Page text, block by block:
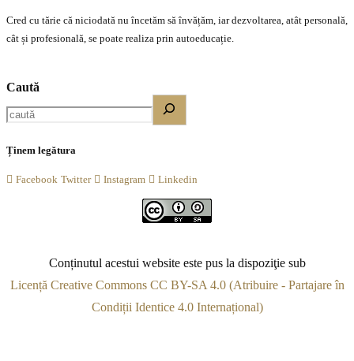
Cred cu tărie că niciodată nu încetăm să învățăm, iar dezvoltarea, atât personală,
cât și profesională, se poate realiza prin autoeducație.
Caută
Ținem legătura
Facebook Twitter Instagram Linkedin
Conținutul acestui website este pus la dispoziţie sub
Licență Creative Commons CC BY-SA 4.0 (Atribuire - Partajare în
Condiții Identice 4.0 Internațional)